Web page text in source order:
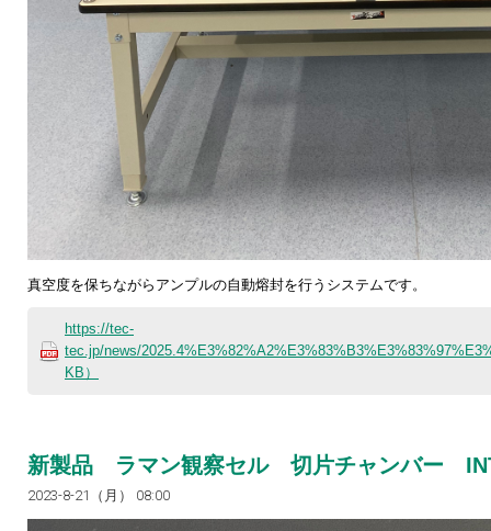
真空度を保ちながらアンプルの自動熔封を行うシステムです。
https://tec-
tec.jp/news/
KB）
新製品 ラマン観察セル 切片チャンバー
2023-8-21（月） 08:00